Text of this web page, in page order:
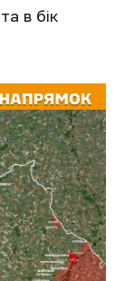
в бік